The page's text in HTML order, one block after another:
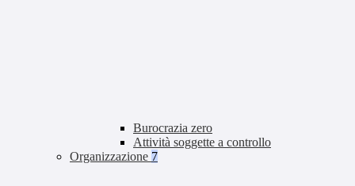
Burocrazia zero
Attività soggette a controllo
Organizzazione 7